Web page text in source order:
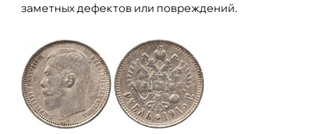
заметных дефектов или повреждений.